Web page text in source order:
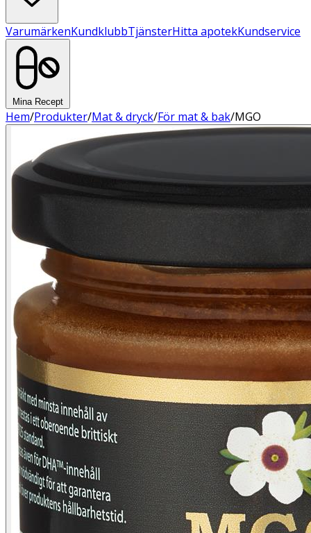
VarumärkenKundklubbTjänsterHitta apotekKundservice
Mina Recept
Hem/Produkter/Mat & dryck/För mat & bak/MGO